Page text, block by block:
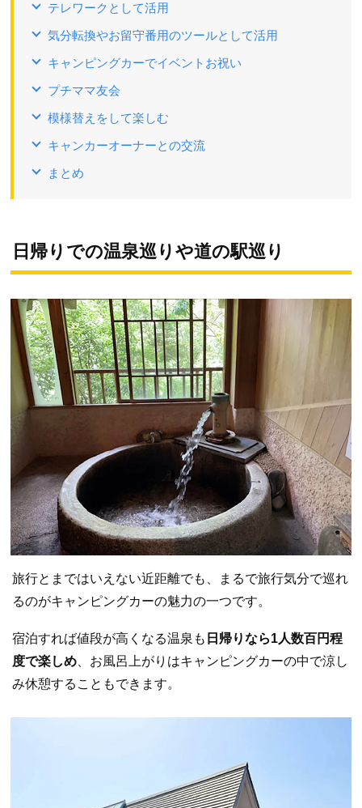
テレワークとして活用
気分転換やお留守番用のツールとして活用
キャンピングカーでイベントお祝い
プチママ友会
模様替えをして楽しむ
キャンカーオーナーとの交流
まとめ
日帰りでの温泉巡りや道の駅巡り
旅行とまではいえない近距離でも、まるで旅行気分で巡れ
るのがキャンピングカーの魅力の一つです。
宿泊すれば値段が高くなる温泉も 日帰りなら1人数百円程
度で楽しめ 、お風呂上がりはキャンピングカーの中で涼し
み休憩することもできます。